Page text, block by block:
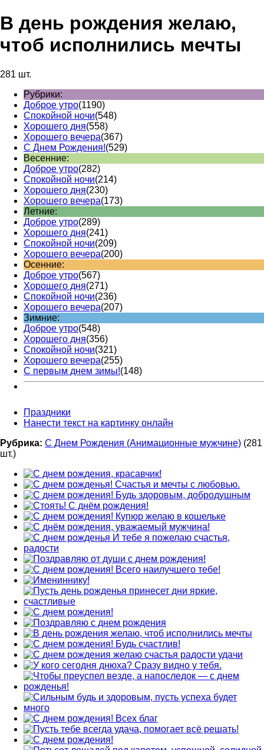
В день рождения желаю,
чтоб исполнились мечты
281 шт.
Рубрики:
Доброе утро(1190)
Спокойной ночи(548)
Хорошего дня(558)
Хорошего вечера(367)
С Днем Рождения!(529)
Весенние:
Доброе утро(282)
Спокойной ночи(214)
Хорошего дня(230)
Хорошего вечера(173)
Летние:
Доброе утро(289)
Хорошего дня(241)
Спокойной ночи(209)
Хорошего вечера(200)
Осенние:
Доброе утро(567)
Хорошего дня(271)
Спокойной ночи(236)
Хорошего вечера(207)
Зимние:
Доброе утро(548)
Хорошего дня(356)
Спокойной ночи(321)
Хорошего вечера(255)
С первым днем зимы!(148)
Праздники
Нанести текст на картинку онлайн
Рубрика: С Днем Рождения (Анимационные мужчине) (281
шт.)